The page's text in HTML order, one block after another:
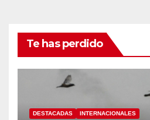
Te has perdido
DESTACADAS INTERNACIONALES